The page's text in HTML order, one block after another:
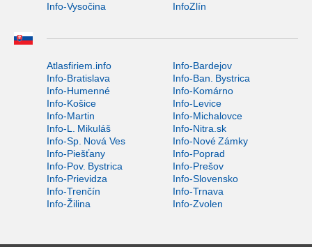
Info-Vysočina
InfoZlín
Atlasfiriem.info
Info-Bardejov
Info-Bratislava
Info-Ban. Bystrica
Info-Humenné
Info-Komárno
Info-Košice
Info-Levice
Info-Martin
Info-Michalovce
Info-L. Mikuláš
Info-Nitra.sk
Info-Sp. Nová Ves
Info-Nové Zámky
Info-Piešťany
Info-Poprad
Info-Pov. Bystrica
Info-Prešov
Info-Prievidza
Info-Slovensko
Info-Trenčín
Info-Trnava
Info-Žilina
Info-Zvolen